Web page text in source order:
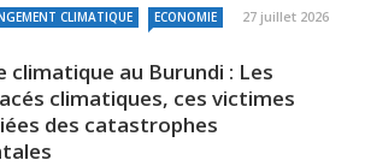
CLIMATIQUE ECONOMIE 27 juillet 2026
climatique au Burundi : Les
climatiques, ces victimes
des catastrophes